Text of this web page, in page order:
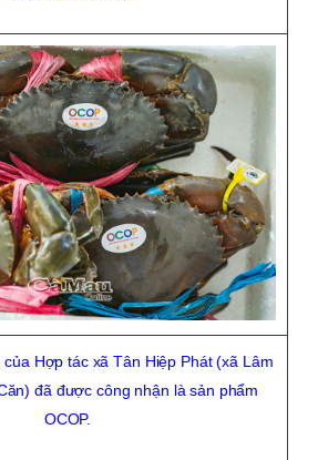
Hợp tác xã Tân Hiệp Phát (xã Lâm
đã được công nhận là sản phẩm
OCOP.